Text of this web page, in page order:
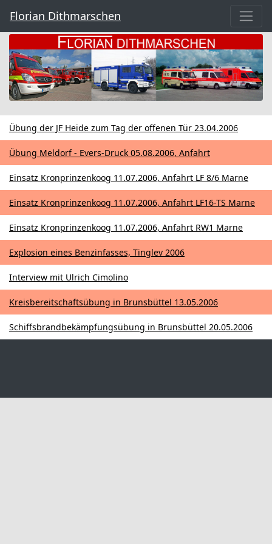
Florian Dithmarschen
Übung der JF Heide zum Tag der offenen Tür 23.04.2006
Übung Meldorf - Evers-Druck 05.08.2006, Anfahrt
Einsatz Kronprinzenkoog 11.07.2006, Anfahrt LF 8/6 Marne
Einsatz Kronprinzenkoog 11.07.2006, Anfahrt LF16-TS Marne
Einsatz Kronprinzenkoog 11.07.2006, Anfahrt RW1 Marne
Explosion eines Benzinfasses, Tinglev 2006
Interview mit Ulrich Cimolino
Kreisbereitschaftsübung in Brunsbüttel 13.05.2006
Schiffsbrandbekämpfungsübung in Brunsbüttel 20.05.2006